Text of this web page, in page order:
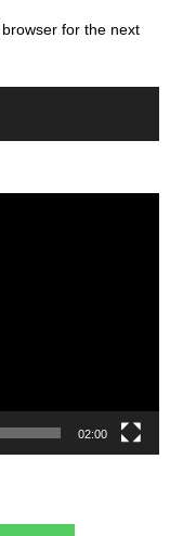
for the next
02:00